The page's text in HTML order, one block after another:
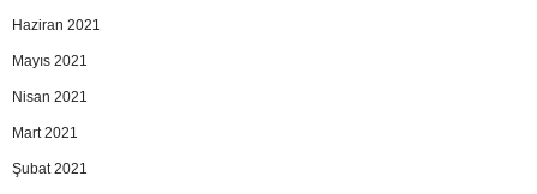
Haziran 2021
Mayıs 2021
Nisan 2021
Mart 2021
Şubat 2021